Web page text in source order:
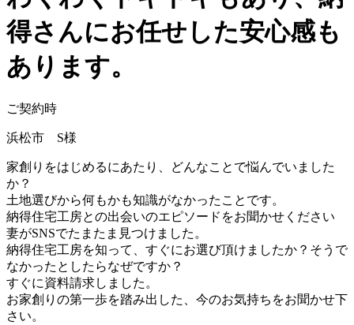
得さんにお任せした安心感も
あります。
ご契約時
浜松市 S様
家創りをはじめるにあたり、どんなことで悩んでいました
か？
土地選びから何もかも知識がなかったことです。
納得住宅工房との出会いのエピソードをお聞かせください
妻がSNSでたまたま見つけました。
納得住宅工房を知って、すぐにお選び頂けましたか？そうで
なかったとしたらなぜですか？
すぐに資料請求しました。
お家創りの第一歩を踏み出した、今のお気持ちをお聞かせ下
さい。